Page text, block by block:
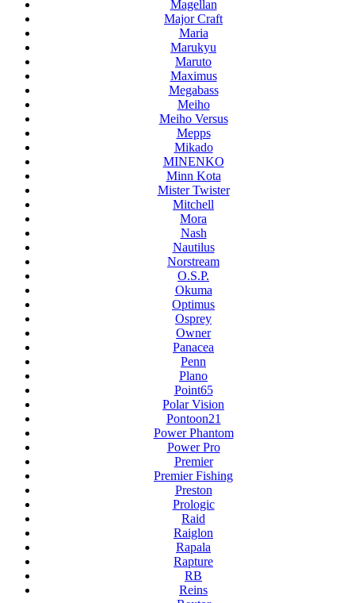
Magellan
Major Craft
Maria
Marukyu
Maruto
Maximus
Megabass
Meiho
Meiho Versus
Mepps
Mikado
MINENKO
Minn Kota
Mister Twister
Mitchell
Mora
Nash
Nautilus
Norstream
O.S.P.
Okuma
Optimus
Osprey
Owner
Panacea
Penn
Plano
Point65
Polar Vision
Pontoon21
Power Phantom
Power Pro
Premier
Premier Fishing
Preston
Prologic
Raid
Raiglon
Rapala
Rapture
RB
Reins